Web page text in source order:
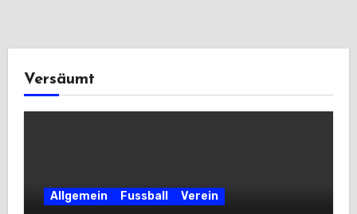
Versäumt
Allgemein Fussball Verein